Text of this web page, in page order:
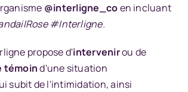
@interligne_coen incluant
#Interligne.
propose d'intervenirou de
témoind'une situation
subit de l'intimidation, ainsi